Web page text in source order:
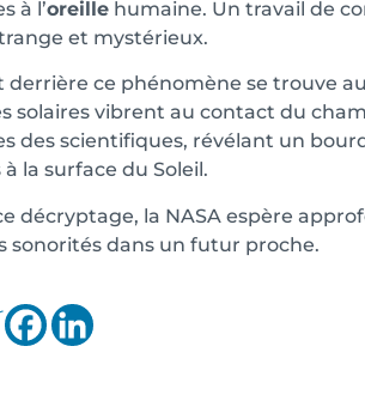
à l’oreille humaine. Un travail de
et mystérieux.
derrière ce phénomène se trouve
solaires vibrent au contact du
des scientifiques, révélant un
la surface du Soleil.
décryptage, la NASA espère
sonorités dans un futur proche.